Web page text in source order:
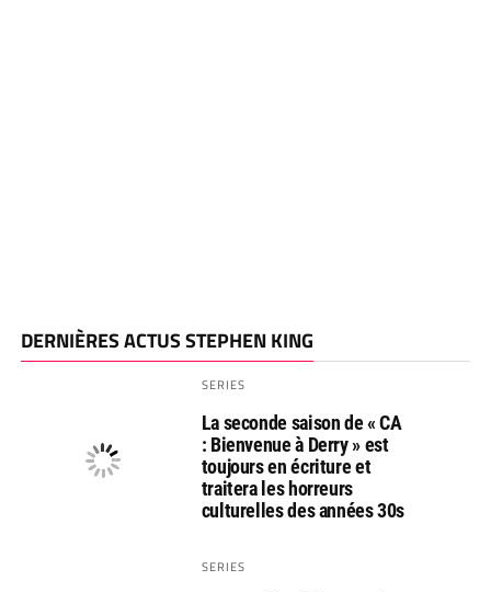
DERNIÈRES ACTUS STEPHEN KING
SERIES
La seconde saison de « CA
: Bienvenue à Derry » est
toujours en écriture et
traitera les horreurs
culturelles des années 30s
SERIES